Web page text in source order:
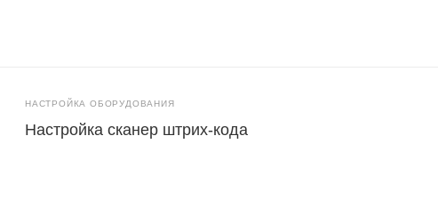
НАСТРОЙКА ОБОРУДОВАНИЯ
Настройка сканер штрих-кода